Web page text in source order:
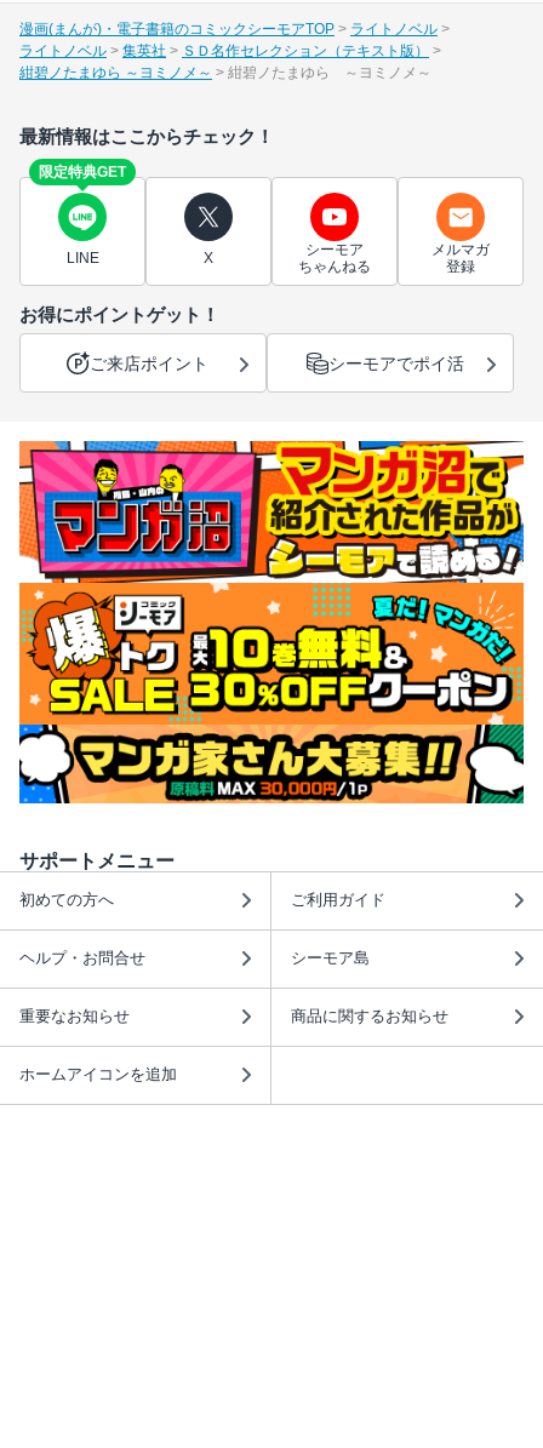
漫画(まんが)・電子書籍のコミックシーモアTOP
ライトノベル
ライトノベル
集英社
ＳＤ名作セレクション（テキスト版）
紺碧ノたまゆら ～ヨミノメ～
紺碧ノたまゆら ～ヨミノメ～
最新情報はここからチェック！
限定特典GET
LINE X
シーモア
ちゃんねる
メルマガ
登録
お得にポイントゲット！
ご来店ポイント シーモアでポイ活
サポートメニュー
初めての方へ ご利用ガイド
ヘルプ・お問合せ シーモア島
重要なお知らせ 商品に関するお知らせ
ホームアイコンを追加